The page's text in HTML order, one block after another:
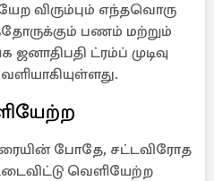
விரும்பும் எந்தவொரு
பணம் மற்றும்
ட்ரம்ப் முடிவு
போதே, சட்டவிரோத
வெளியேற்ற